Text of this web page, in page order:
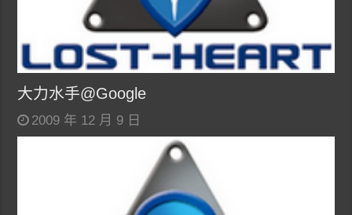
大力水手@Google
2009 年 12 月 9 日